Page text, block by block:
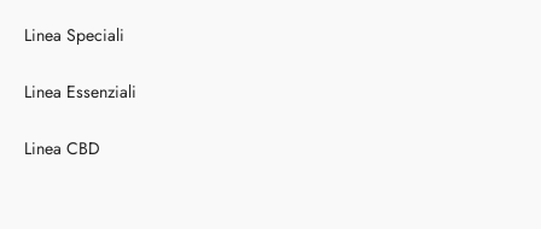
Linea Speciali
Linea Essenziali
Linea CBD